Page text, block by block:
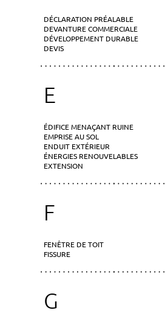
DÉCLARATION PRÉALABLE
DEVANTURE COMMERCIALE
DÉVELOPPEMENT DURABLE
DEVIS
E
ÉDIFICE MENAÇANT RUINE
EMPRISE AU SOL
ENDUIT EXTÉRIEUR
ÉNERGIES RENOUVELABLES
EXTENSION
F
FENÊTRE DE TOIT
FISSURE
G